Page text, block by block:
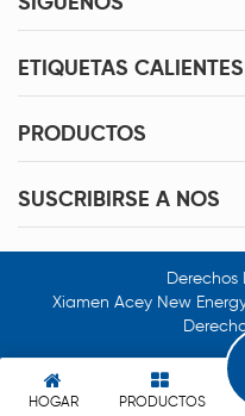
ETIQUETAS CALIENTES
PRODUCTOS
SUSCRIBIRSE A NOS
Derechos
Xiamen Acey New
HOGAR PRODUCTOS